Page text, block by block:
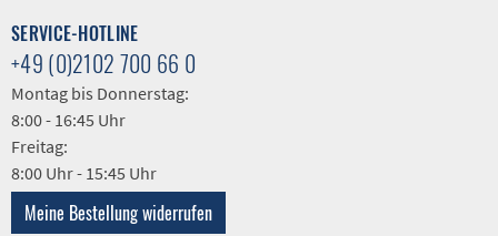
SERVICE-HOTLINE
+49 (0)2102 700 66 0
Montag bis Donnerstag:
8:00 - 16:45 Uhr
Freitag:
8:00 Uhr - 15:45 Uhr
Meine Bestellung widerrufen